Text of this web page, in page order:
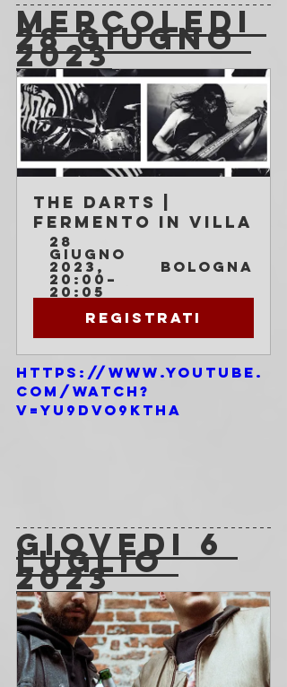
MERCOLEDI
28 GIUGNO
2023
The Darts |
Fermento in Villa
28
giugno
2023,
20:00–
20:05
Bologna
Registrati
https://www.youtube.
com/watch?
v=Yu9dvO9KTHA
GIOVEDI 6
LUGLIO
2023